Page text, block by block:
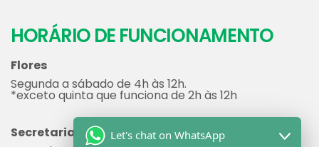
HORÁRIO DE FUNCIONAMENTO
Flores
Segunda a sábado de 4h às 12h.
*exceto quinta que funciona de 2h às 12h
Secretaria
Let's chat on WhatsApp